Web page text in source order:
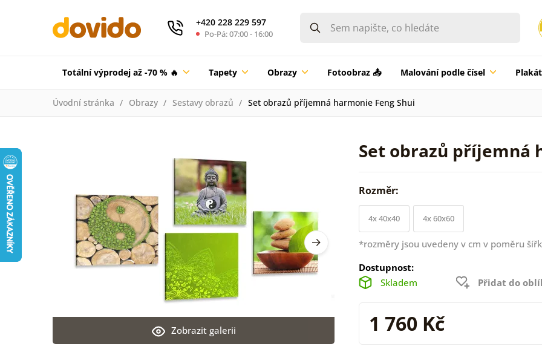
+420 228 229 597
Po-Pá: 07:00 - 16:00
Totální výprodej až -70 % 🔥 Tapety Obrazy Fotoobraz 📤 Malování podle čísel
Úvodní stránka Obrazy Sestavy obrazů Set obrazů příjemná harmonie Feng Shui
Set obrazů příjemná
Zobrazit galerii
Rozměr:
4x 40x40 4x 60x60
*rozměry jsou uvedeny v cm v poměru
Dostupnost:
Skladem
Přidat do
1 760 Kč